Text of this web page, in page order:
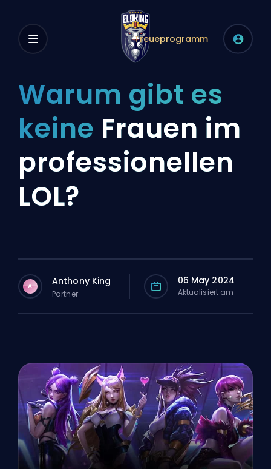
Treueprogramm
Warum gibt es
keine Frauen im
professionellen
LOL?
A Anthony King
Partner
06 May 2024
Aktualisiert am